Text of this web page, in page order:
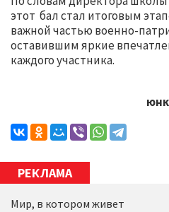
этот бал стал итоговым
важной частью военно-
оставившим яркие
каждого участника.
РЕКЛАМА
Мир, в котором живет